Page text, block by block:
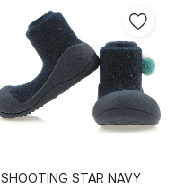
SHOOTING STAR NAVY